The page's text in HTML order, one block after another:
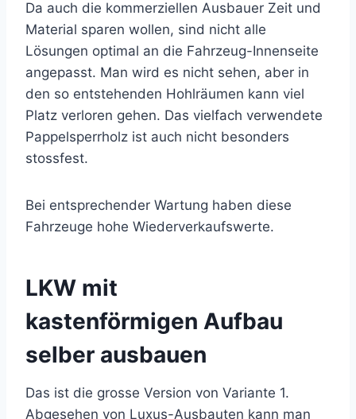
Da auch die kommerziellen Ausbauer Zeit und
Material sparen wollen, sind nicht alle
Lösungen optimal an die Fahrzeug-Innenseite
angepasst. Man wird es nicht sehen, aber in
den so entstehenden Hohlräumen kann viel
Platz verloren gehen. Das vielfach verwendete
Pappelsperrholz ist auch nicht besonders
stossfest.
Bei entsprechender Wartung haben diese
Fahrzeuge hohe Wiederverkaufswerte.
LKW mit
kastenförmigen Aufbau
selber ausbauen
Das ist die grosse Version von Variante 1.
Abgesehen von Luxus-Ausbauten kann man